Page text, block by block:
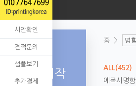
명함제작
홈 >
ALL(452)
에폭시명함
시안확인
견적문의
샘플보기
추가결제